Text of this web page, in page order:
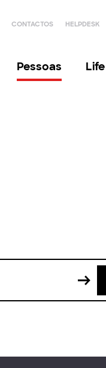
CONTACTOS HELPDESK
Pessoas